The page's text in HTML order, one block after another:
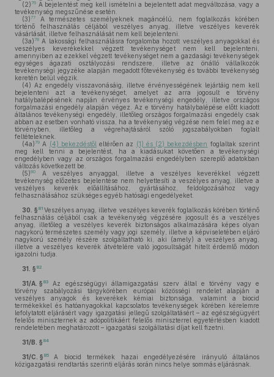
(2)76 A bejelentést meg kell ismételni a bejelentett adat megváltozása, vagy a
tevékenység megszűnése esetén.
(3)77
A természetes személyeknek magáncélú, nem foglalkozás körében
történő felhasználás céljából veszélyes anyag, illetve veszélyes keverék
vásárlását, illetve felhasználását nem kell bejelenteni.
(3a)78 A lakossági felhasználásra forgalomba hozott veszélyes anyagokkal és
veszélyes keverékekkel végzett tevékenységet nem kell bejelenteni,
amennyiben az ezekkel végzett tevékenységet nem a gazdasági tevékenységek
egységes ágazati osztályozási rendszere, illetve az önálló vállalkozók
tevékenységi jegyzéke alapján megadott főtevékenység és további tevékenység
keretén belül végzik.
(4) Az engedély visszavonásáig, illetve érvényességének lejártáig nem kell
bejelenteni azt a tevékenységet, amelyet az arra jogosult e törvény
hatálybalépésének napján érvényes tevékenységi engedély, illetve országos
forgalmazási engedély alapján végez. Az e törvény hatálybalépése előtt kiadott
általános tevékenységi engedély, illetőleg országos forgalmazási engedély csak
abban az esetben vonható vissza, ha a tevékenység végzése nem felel meg az e
törvényben, illetőleg a végrehajtásáról szóló jogszabályokban foglalt
feltételeknek.
(4a)79 A (4) bekezdéstől eltérően az (1) és (2) bekezdésben foglaltak szerint
meg kell tenni a bejelentést, ha a kiadásukat követően a tevékenységi
engedélyben vagy az országos forgalmazási engedélyben szereplő adatokban
változás következett be.
(5)80
A veszélyes anyaggal, illetve a veszélyes keverékkel végzett
tevékenység előzetes bejelentése nem helyettesíti a veszélyes anyag, illetve a
veszélyes keverék előállításához, gyártásához, feldolgozásához vagy
felhasználásához szükséges egyéb hatósági engedélyeket.
30. § 81 Veszélyes anyag, illetve veszélyes keverék foglalkozás körében történő
felhasználás céljából csak a tevékenység végzésére jogosult és a veszélyes
anyag, illetőleg a veszélyes keverék biztonságos alkalmazására képes olyan
nagykorú természetes személy vagy jogi személy, illetve a képviseletében eljáró
nagykorú személy részére szolgáltatható ki, aki (amely) a veszélyes anyag,
illetve a veszélyes keverék átvételére való jogosultságát hitelt érdemlő módon
igazolni tudja.
31. § 82
31/A. § 83
Az egészségügyi államigazgatási szerv által e törvény vagy e
törvény szabályozási tárgykörében európai közösségi rendelet alapján a
veszélyes anyagok és keverékek kémiai biztonsága, valamint a biocid
termékekkel és hatóanyagokkal kapcsolatos tevékenységek körében kérelemre
lefolytatott eljárásért vagy igazgatási jellegű szolgáltatásért – az egészségügyért
felelős miniszternek az adópolitikáért felelős miniszterrel egyetértésben kiadott
rendeletében meghatározott – igazgatási szolgáltatási díjat kell fizetni.
31/B. § 84
31/C. § 85
A biocid termékek hazai engedélyezésére irányuló általános
közigazgatási rendtartás szerinti eljárás során nincs helye sommás eljárásnak.